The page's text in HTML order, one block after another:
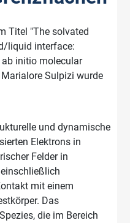
Titel "The solvated
liquid interface:
initio molecular
Sulpizi wurde
und dynamische
Elektrons in
Felder in
mit einem
Das
die im Bereich